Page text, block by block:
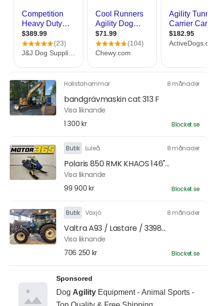
Hallstahammar 8 månader
bandgrävmaskin cat 313 F
Visa liknande
1 300 kr
Blocket.se
Butik Luleå 8 månader
Polaris 850 RMK KHAOS 146"...
Visa liknande
99 900 kr
Blocket.se
Butik Växjö 8 månader
Valtra A93 / Lastare / 3398...
Visa liknande
706 250 kr
Blocket.se